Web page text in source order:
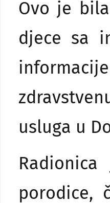
Ovo je
djece sa
usluga u
porodice,